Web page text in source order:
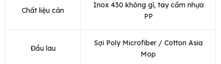
Chất liệu cán
Inox 430 không gỉ, tay cầm nhựa
PP
Đầu lau
Sợi Poly Microfiber / Cotton Asia
Mop